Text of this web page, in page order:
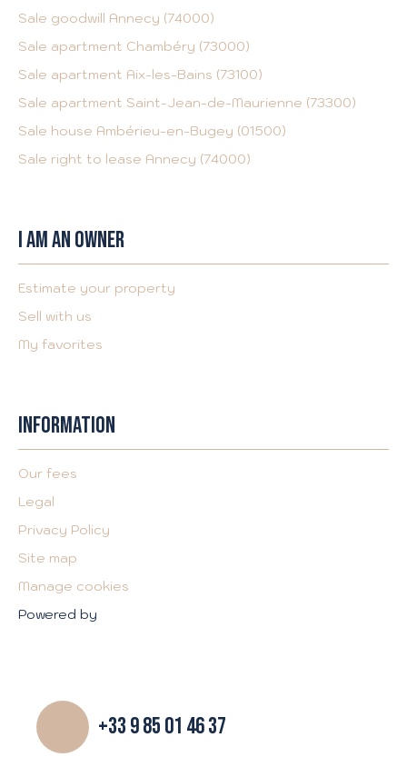
Sale goodwill Annecy (74000)
Sale apartment Chambéry (73000)
Sale apartment Aix-les-Bains (73100)
Sale apartment Saint-Jean-de-Maurienne (73300)
Sale house Ambérieu-en-Bugey (01500)
Sale right to lease Annecy (74000)
I AM AN OWNER
Estimate your property
Sell with us
My favorites
INFORMATION
Our fees
Legal
Privacy Policy
Site map
Manage cookies
Powered by
+33 9 85 01 46 37